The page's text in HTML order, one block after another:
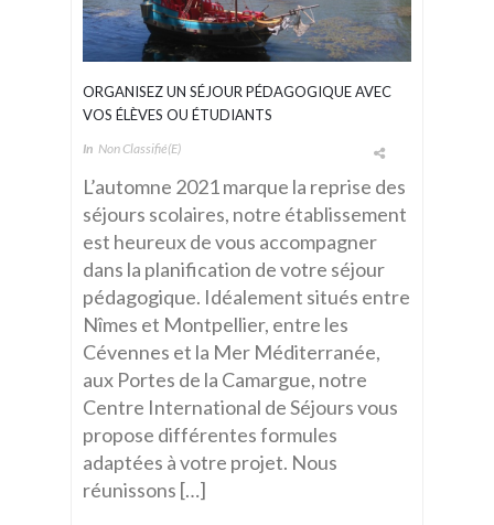
ORGANISEZ UN SÉJOUR PÉDAGOGIQUE AVEC
VOS ÉLÈVES OU ÉTUDIANTS
In Non Classifié(e)
L’automne 2021 marque la reprise des
séjours scolaires, notre établissement
est heureux de vous accompagner
dans la planification de votre séjour
pédagogique. Idéalement situés entre
Nîmes et Montpellier, entre les
Cévennes et la Mer Méditerranée,
aux Portes de la Camargue, notre
Centre International de Séjours vous
propose différentes formules
adaptées à votre projet. Nous
réunissons […]